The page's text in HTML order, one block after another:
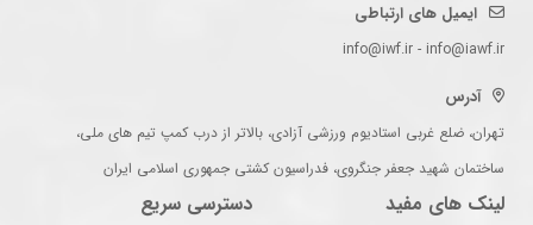
ایمیل های ارتباطی
info@iwf.ir - info@iawf.ir
آدرس
تهران، ضلع غربی استادیوم ورزشی آزادی، بالاتر از درب کمپ تیم های ملی،
ساختمان شهید جعفر جنگروی، فدراسیون کشتی جمهوری اسلامی ایران
لینک های مفید دسترسی سریع